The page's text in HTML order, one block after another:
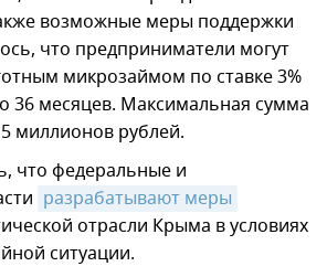
возможные меры поддержки
что предприниматели могут
микрозаймом по ставке 3%
36 месяцев. Максимальная сумма
миллионов рублей.
что федеральные и
разрабатывают меры
отрасли Крыма в условиях
ситуации.